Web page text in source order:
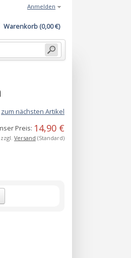
Warenkorb (0,00 €)
Anmelden
zum nächsten Artikel
Preis: 14,90 €
Versand (Standard)